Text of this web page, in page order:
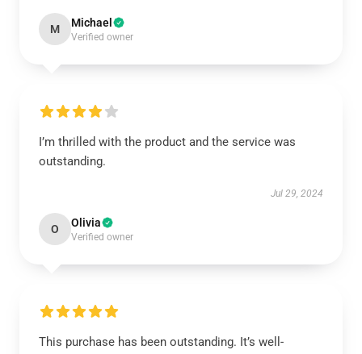
M Michael
Verified owner
I’m thrilled with the product and the service was
outstanding.
Jul 29, 2024
O Olivia
Verified owner
This purchase has been outstanding. It’s well-